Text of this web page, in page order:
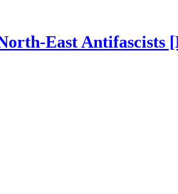
East Antifascists